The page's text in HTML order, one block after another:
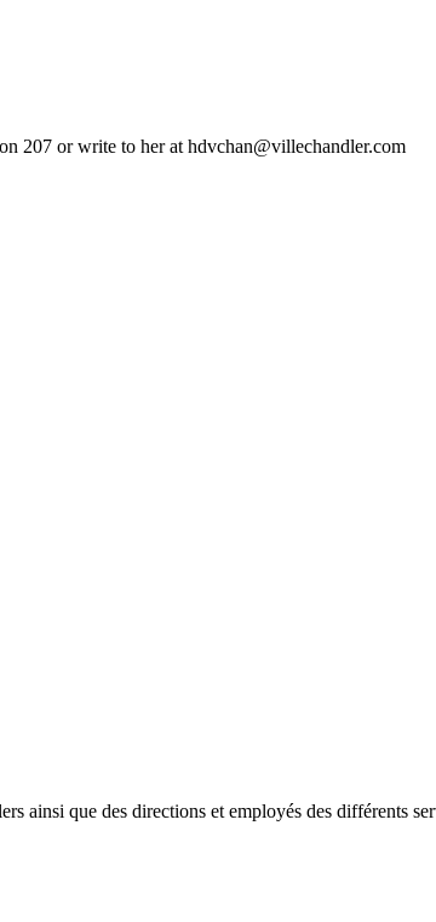
207 or write to her at hdvchan@villechandler.com
ainsi que des directions et employés des différents